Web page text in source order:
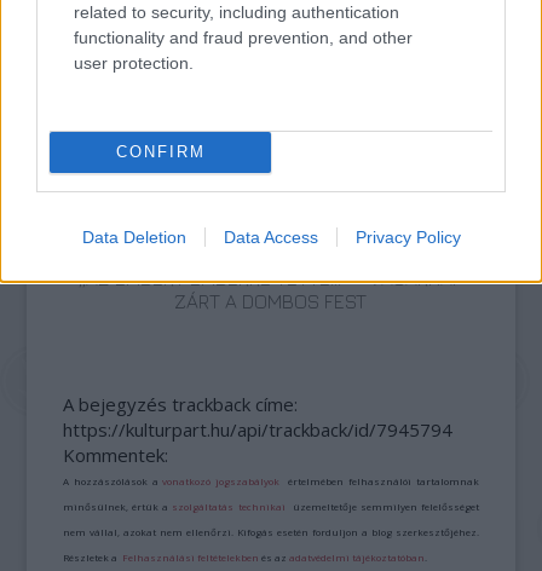
related to security, including authentication
functionality and fraud prevention, and other
user protection.
CONFIRM
Data Deletion Data Access Privacy Policy
AZ EMBERSÉG ÜNNEPE
„AZ EMBERT EMBERRÉ TETTE…” – VASÁRNAP
ZÁRT A DOMBOS FEST
A bejegyzés trackback címe:
https://kulturpart.hu/api/trackback/id/7945794
Kommentek:
A hozzászólások avonatkozó jogszabályok értelmében felhasználói tartalomnak
minősülnek, értük a szolgáltatás technikai üzemeltetője semmilyen felelősséget
nem vállal, azokat nem ellenőrzi. Kifogás esetén forduljon a blog szerkesztőjéhez.
Részletek a Felhasználási feltételekben és azadatvédelmi tájékoztatóban